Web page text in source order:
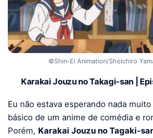
©Shin-Ei Animation/Shoichiro
Karakai Jouzu no Takagi-san |
Eu não estava esperando nada
básico de um anime de comédia e
Porém, Karakai Jouzu no Tagaki-